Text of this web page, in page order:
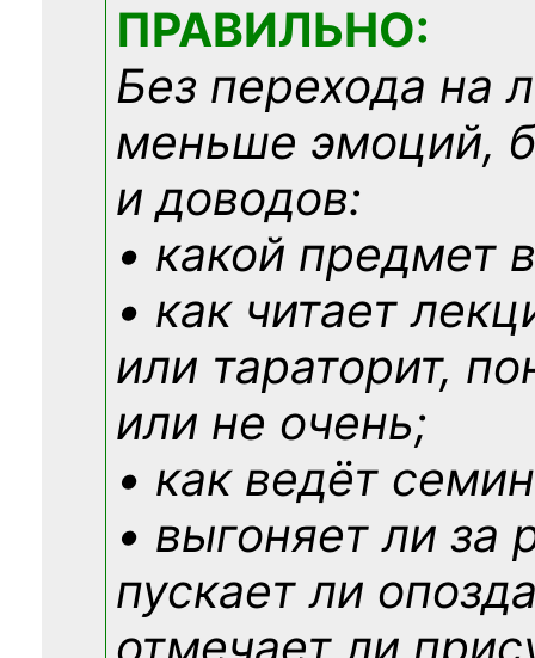
ПРАВИЛЬНО:
Без перехода на
меньше эмоций,
и доводов:
• какой предмет
• как читает
или тараторит,
или не очень;
• как ведёт
• выгоняет ли за
пускает ли
отмечает ли